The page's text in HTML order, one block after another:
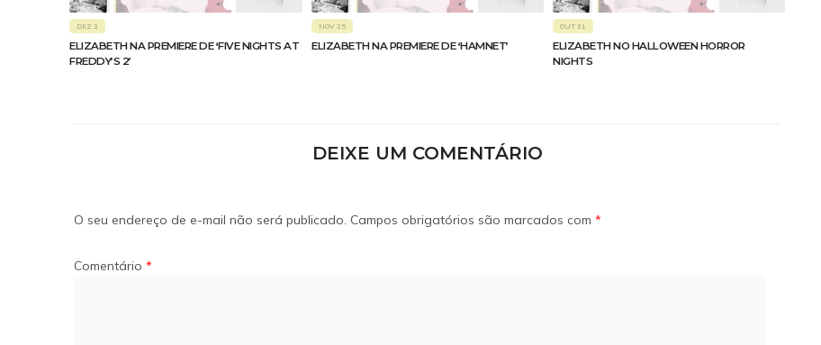
DEZ 3
ELIZABETH NA PREMIERE DE ‘FIVE NIGHTS AT
FREDDY’S 2’
NOV 25
ELIZABETH NA PREMIERE DE ‘HAMNET’
OUT 31
ELIZABETH NO HALLOWEEN HORROR
NIGHTS
DEIXE UM COMENTÁRIO
O seu endereço de e-mail não será publicado. Campos obrigatórios são marcados com *
Comentário *